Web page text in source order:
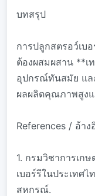
บทสรุป
การปลูกสตรอว์เบ
ต้องผสมผสาน **เ
อุปกรณ์ทันสมัย แล
ผลผลิตคุณภาพสูง
References / อ้าง
1. กรมวิชาการเก
เบอร์รีในประเทศไ
สหกรณ์.